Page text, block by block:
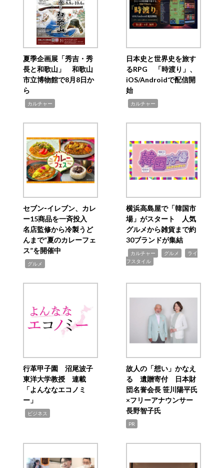
夏季企画展「秀吉・秀
長と和歌山」 和歌山
市立博物館で8月8日か
ら
カルチャー
日本史と世界史を旅す
るRPG 「時渡り」、
iOS/Androidで配信開
始
カルチャー
セブン‐イレブン、カレ
ー15商品を一斉投入
名店監修から冷製うど
んまで“夏のカレーフェ
ス”を開催中
グルメ
横浜高島屋で「韓国市
場」がスタート 人気
グルメから雑貨まで約
30ブランドが集結
カルチャー グルメ
ライ
フスタイル
行革甲子園 沼尾波子
東洋大学教授 連載
「よんななエコノミ
ー」
ビジネス
故人の「想い」かなえ
る 遺贈寄付 日本財
団名誉会長 笹川陽平氏
×フリーアナウンサー
長野智子氏
PR